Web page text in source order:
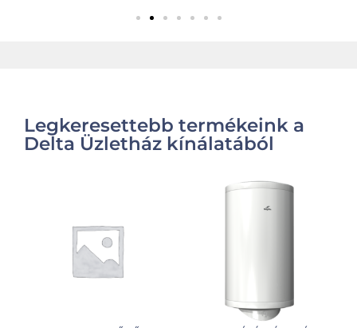
Legkeresettebb termékeink a
Delta Üzletház kínálatából